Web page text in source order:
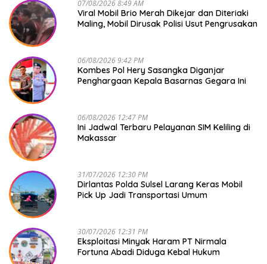
07/08/2026 8:49 AM
Viral Mobil Brio Merah Dikejar dan Diteriaki
Maling, Mobil Dirusak Polisi Usut Pengrusakan
06/08/2026 9:42 PM
Kombes Pol Hery Sasangka Diganjar
Penghargaan Kepala Basarnas Gegara Ini
06/08/2026 12:47 PM
Ini Jadwal Terbaru Pelayanan SIM Keliling di
Makassar
31/07/2026 12:30 PM
Dirlantas Polda Sulsel Larang Keras Mobil
Pick Up Jadi Transportasi Umum
30/07/2026 12:31 PM
Eksploitasi Minyak Haram PT Nirmala
Fortuna Abadi Diduga Kebal Hukum